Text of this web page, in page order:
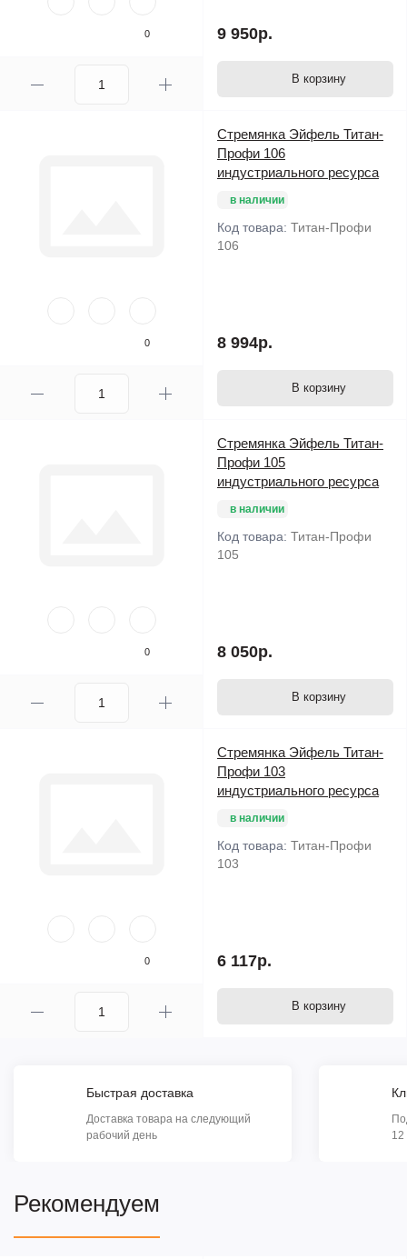
0 9 950р.
В корзину
0
Стремянка Эйфель Титан-
Профи 106
индустриального ресурса
в наличии
Код товара: Титан-Профи
106
8 994р.
В корзину
0
Стремянка Эйфель Титан-
Профи 105
индустриального ресурса
в наличии
Код товара: Титан-Профи
105
8 050р.
В корзину
0
Стремянка Эйфель Титан-
Профи 103
индустриального ресурса
в наличии
Код товара: Титан-Профи
103
6 117р.
В корзину
Быстрая доставка
Доставка товара на следующий
рабочий день
12
Рекомендуем